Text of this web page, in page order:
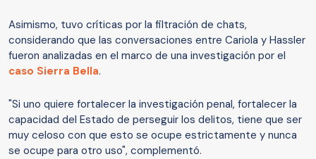
Asimismo, tuvo críticas por la filtración de chats,
considerando que las conversaciones entre Cariola y Hassler
fueron analizadas en el marco de una investigación por el
caso Sierra Bella.
"Si uno quiere fortalecer la investigación penal, fortalecer la
capacidad del Estado de perseguir los delitos, tiene que ser
muy celoso con que esto se ocupe estrictamente y nunca
se ocupe para otro uso", complementó.